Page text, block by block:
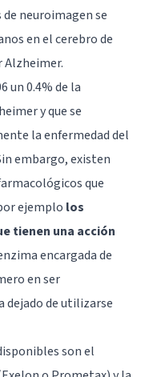
neuroimagen se
en el cerebro de
Alzheimer.
un 0.4% de la
y que se
la enfermedad del
embargo, existen
que
ejemplo los
tienen una acción
encargada de
en ser
dejado de utilizarse
son el